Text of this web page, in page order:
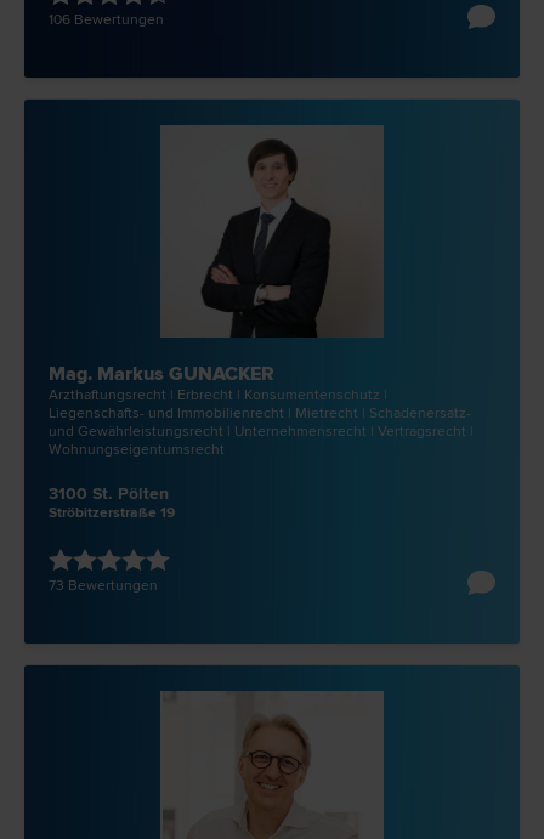
106 Bewertungen
Mag. Markus GUNACKER
Arzthaftungs­recht | Erb­recht | Konsumentenschutz |
Liegenschafts- und Immobilien­recht | Miet­recht | Schadenersatz-
und Gewährleistungs­recht | Unternehmens­recht | Vertrags­recht |
Wohnungseigentums­recht
3100 St. Pölten
Ströbitzerstraße 19
73 Bewertungen